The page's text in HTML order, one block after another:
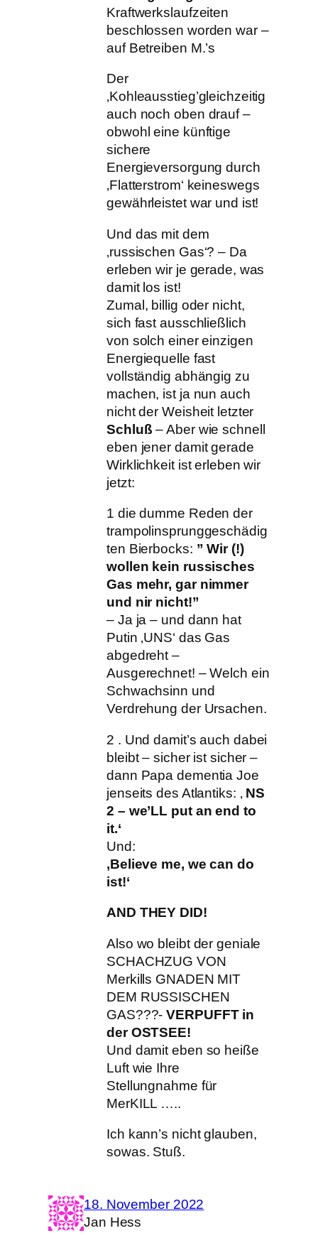
Kraftwerkslaufzeiten
beschlossen worden war –
auf Betreiben M.’s
Der
‚Kohleausstieg’gleichzeitig
auch noch oben drauf –
obwohl eine künftige
sichere
Energieversorgung durch
‚Flatterstrom‘ keineswegs
gewährleistet war und ist!
Und das mit dem
‚russischen Gas‘? – Da
erleben wir je gerade, was
damit los ist!
Zumal, billig oder nicht,
sich fast ausschließlich
von solch einer einzigen
Energiequelle fast
vollständig abhängig zu
machen, ist ja nun auch
nicht der Weisheit letzter
Schluß– Aber wie schnell
eben jener damit gerade
Wirklichkeit ist erleben wir
jetzt:
1 die dumme Reden der
trampolinsprunggeschädig
ten Bierbocks: ” Wir (!)
wollen kein russisches
Gas mehr, gar nimmer
und nir nicht!”
– Ja ja – und dann hat
Putin ‚UNS‘ das Gas
abgedreht –
Ausgerechnet! – Welch ein
Schwachsinn und
Verdrehung der Ursachen.
2 . Und damit’s auch dabei
bleibt – sicher ist sicher –
dann Papa dementia Joe
jenseits des Atlantiks: ‚ NS
2 – we’LL put an end to
it.‘
Und:
‚Believe me, we can do
ist!‘
AND THEY DID!
Also wo bleibt der geniale
SCHACHZUG VON
Merkills GNADEN MIT
DEM RUSSISCHEN
GAS???-VERPUFFT in
der OSTSEE!
Und damit eben so heiße
Luft wie Ihre
Stellungnahme für
MerKILL …..
Ich kann’s nicht glauben,
sowas. Stuß.
18. November 2022
Jan Hess